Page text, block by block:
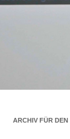
ARCHIV FÜR DEN